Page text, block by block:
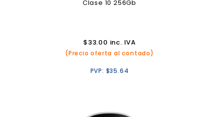
Clase 10 256Gb
$33.00 inc. IVA
(Precio oferta al contado)
PVP: $35.64